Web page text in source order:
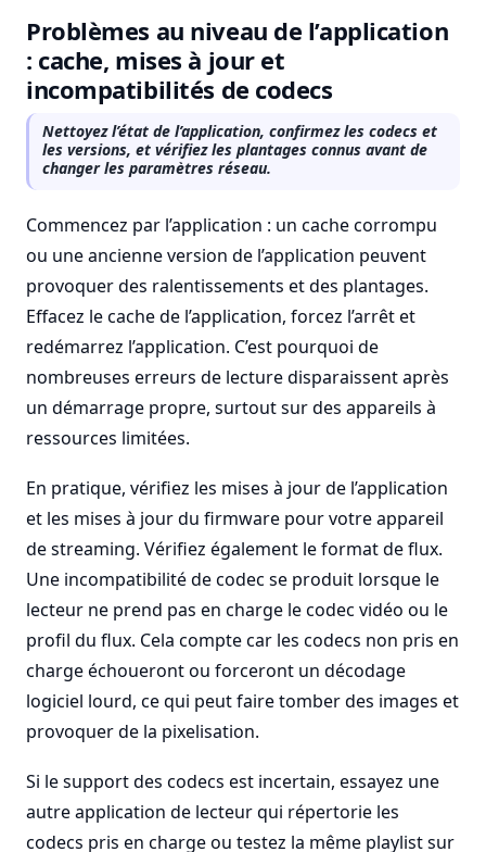
Problèmes au niveau de l’application
: cache, mises à jour et
incompatibilités de codecs
Nettoyez l’état de l’application, confirmez les codecs et
les versions, et vérifiez les plantages connus avant de
changer les paramètres réseau.
Commencez par l’application : un cache corrompu
ou une ancienne version de l’application peuvent
provoquer des ralentissements et des plantages.
Effacez le cache de l’application, forcez l’arrêt et
redémarrez l’application. C’est pourquoi de
nombreuses erreurs de lecture disparaissent après
un démarrage propre, surtout sur des appareils à
ressources limitées.
En pratique, vérifiez les mises à jour de l’application
et les mises à jour du firmware pour votre appareil
de streaming. Vérifiez également le format de flux.
Une incompatibilité de codec se produit lorsque le
lecteur ne prend pas en charge le codec vidéo ou le
profil du flux. Cela compte car les codecs non pris en
charge échoueront ou forceront un décodage
logiciel lourd, ce qui peut faire tomber des images et
provoquer de la pixelisation.
Si le support des codecs est incertain, essayez une
autre application de lecteur qui répertorie les
codecs pris en charge ou testez la même playlist sur